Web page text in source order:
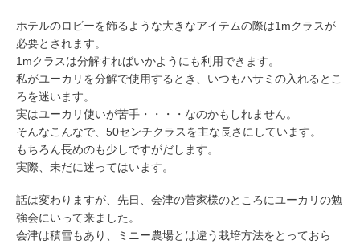
ホテルのロビーを飾るような大きなアイテムの際は1mクラスが
必要とされます。
1mクラスは分解すればいかようにも利用できます。
私がユーカリを分解で使用するとき、いつもハサミの入れるとこ
ろを迷います。
実はユーカリ使いが苦手・・・・なのかもしれません。
そんなこんなで、50センチクラスを主な長さにしています。
もちろん長めのも少しですがだします。
実際、未だに迷ってはいます。
話は変わりますが、先日、会津の菅家様のところにユーカリの勉
強会にいって来ました。
会津は積雪もあり、ミニー農場とは違う栽培方法をとっておら